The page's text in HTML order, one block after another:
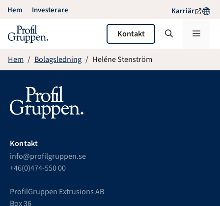
Hoppa
innehåll
Hem Investerare Karriär
Kontakt Meny
Hem Bolagsledning Heléne Stenström
Kontakt
info@profilgruppen.se
+46(0)474-550 00
ProfilGruppen Extrusions AB
Box 36